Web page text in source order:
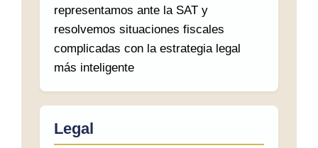
representamos ante la SAT y
resolvemos situaciones fiscales
complicadas con la estrategia legal
más inteligente
Legal